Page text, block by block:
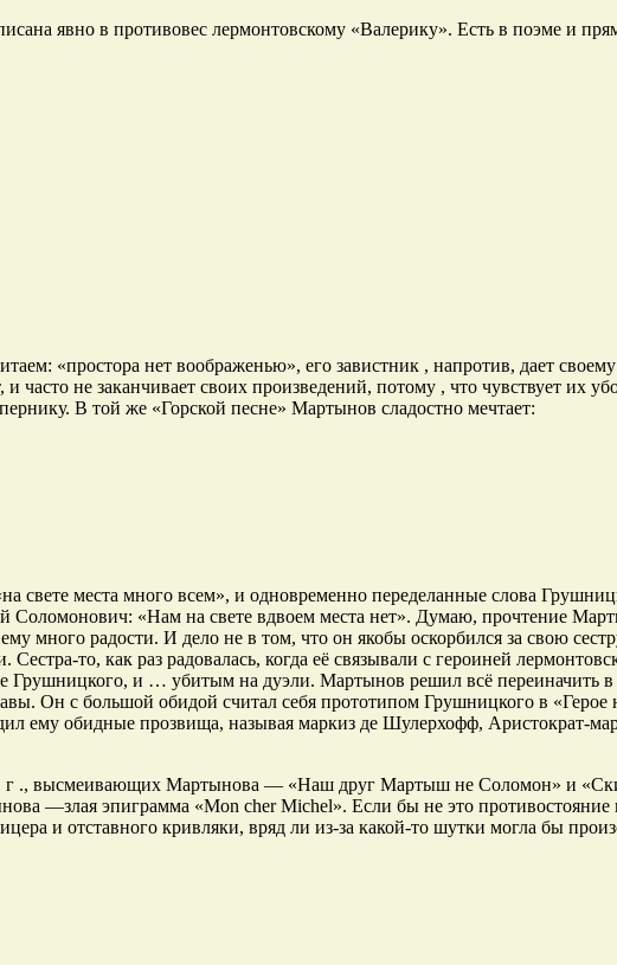
явно в противовес лермонтовскому «Валерику». Есть в поэме и
«простора нет воображенью», его завистник , напротив, дает своему
не заканчивает своих произведений, потому , что чувствует их
В той же «Горской песне» Мартынов сладостно мечтает:
свете места много всем», и одновременно переделанные слова
Соломонович: «Нам на свете вдвоем места нет». Думаю, прочтение
много радости. И дело не в том, что он якобы оскорбился за свою
то, как раз радовалась, когда её связывали с героиней
Грушницкого, и … убитым на дуэли. Мартынов решил всё переиначить
Он с большой обидой считал себя прототипом Грушницкого в «Герое
ему обидные прозвища, называя маркиз де Шулерхофф, Аристократ-
г ., высмеивающих Мартынова — «Наш друг Мартыш не Соломон» и
—злая эпиграмма «Mon cher Michel». Если бы не это противостояние
и отставного кривляки, вряд ли из-за какой-то шутки могла бы